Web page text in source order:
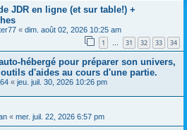
JDR en ligne (et sur table!) +
« dim. août 02, 2026 10:25 am
1 … 31 32 33 34
hébergé pour préparer son univers,
d'aides au cours d'une partie.
« jeu. juil. 30, 2026 10:26 pm
« mer. juil. 22, 2026 6:57 pm